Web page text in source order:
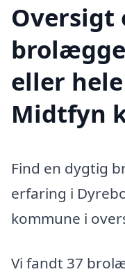
Oversigt
eller
Midtfyn
Find en dygtig
erfaring i
kommune i
Vi fandt 37